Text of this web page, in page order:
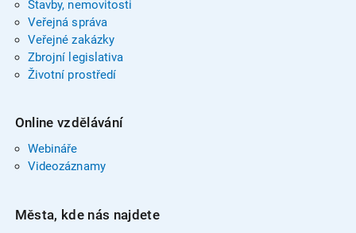
Stavby, nemovitosti
Veřejná správa
Veřejné zakázky
Zbrojní legislativa
Životní prostředí
Online vzdělávání
Webináře
Videozáznamy
Města, kde nás najdete